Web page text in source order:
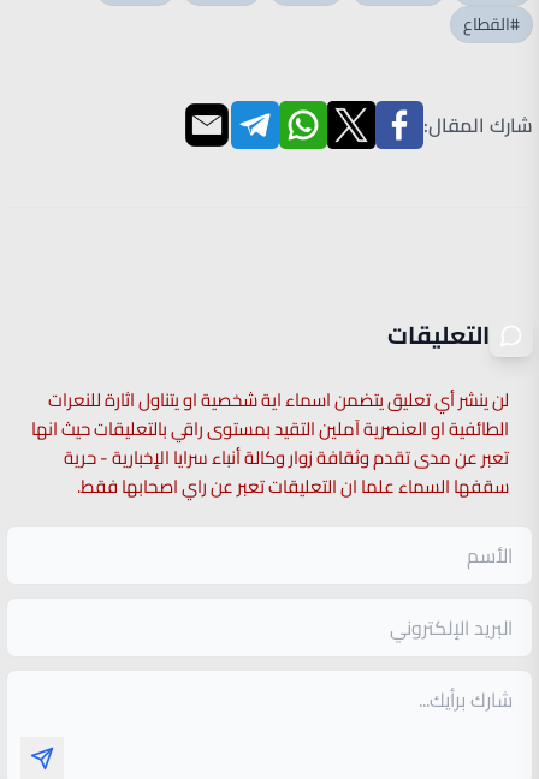
#القطاع
شارك المقال:
التعليقات
لن ينشر أي تعليق يتضمن اسماء اية شخصية او يتناول اثارة للنعرات
الطائفية او العنصرية آملين التقيد بمستوى راقي بالتعليقات حيث انها
تعبر عن مدى تقدم وثقافة زوار وكالة أنباء سرايا الإخبارية - حرية
سقفها السماء علما ان التعليقات تعبر عن راي اصحابها فقط.